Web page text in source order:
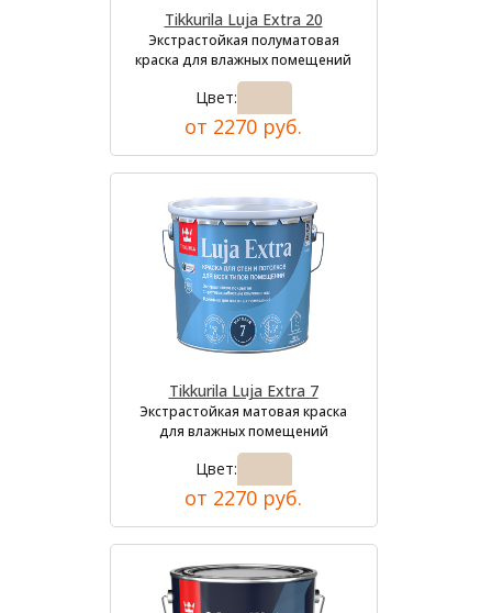
Tikkurila Luja Extra 20
Экстрастойкая полуматовая
краска для влажных помещений
Цвет:
от 2270 руб.
Tikkurila Luja Extra 7
Экстрастойкая матовая краска
для влажных помещений
Цвет:
от 2270 руб.